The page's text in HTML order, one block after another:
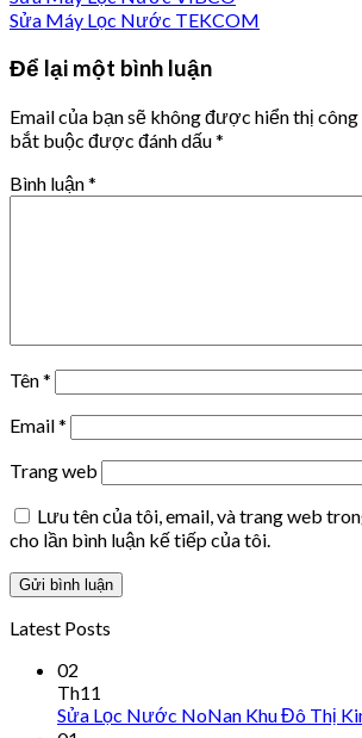
Sửa Máy Lọc Nước TEKCOM
Để lại một bình luận
Email của bạn sẽ không được hiển thị công
bắt buộc được đánh dấu*
Bình luận*
Tên*
Email*
Trang web
Lưu tên của tôi, email, và trang web
cho lần bình luận kế tiếp của tôi.
Latest Posts
02
Th11
Sửa Lọc Nước NoNan Khu Đô Thị